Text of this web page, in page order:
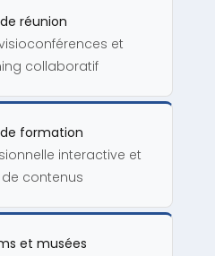
réunion
et
collaboratif
formation
interactive et
contenus
et musées